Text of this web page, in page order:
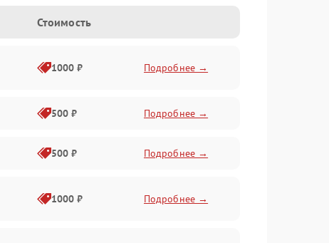
Стоимость
1000 ₽ Подробнее →
500 ₽ Подробнее →
500 ₽ Подробнее →
1000 ₽ Подробнее →